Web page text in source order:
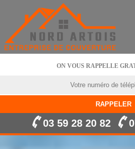
ON VOUS RAPPELLE
03 59 28 20 82